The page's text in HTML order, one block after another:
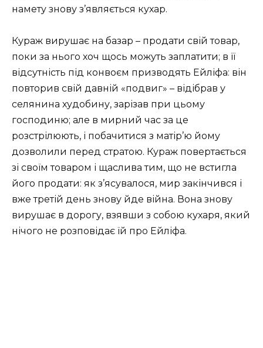
намету знову з’являється кухар.
Кураж вирушає на базар – продати свій товар,
поки за нього хоч щось можуть заплатити; в її
відсутність під конвоєм призводять Ейліфа: він
повторив свій давній «подвиг» – відібрав у
селянина худобину, зарізав при цьому
господиню; але в мирний час за це
розстрілюють, і побачитися з матір’ю йому
дозволили перед стратою. Кураж повертається
зі своїм товаром і щаслива тим, що не встигла
його продати: як з’ясувалося, мир закінчився і
вже третій день знову йде війна. Вона знову
вирушає в дорогу, взявши з собою кухаря, який
нічого не розповідає їй про Ейліфа.